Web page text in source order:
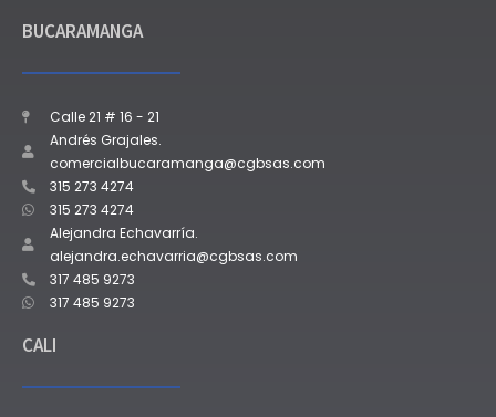
BUCARAMANGA
Calle 21 # 16 - 21
Andrés Grajales.
comercialbucaramanga@cgbsas.com
315 273 4274
315 273 4274
Alejandra Echavarría.
alejandra.echavarria@cgbsas.com
317 485 9273
317 485 9273
CALI